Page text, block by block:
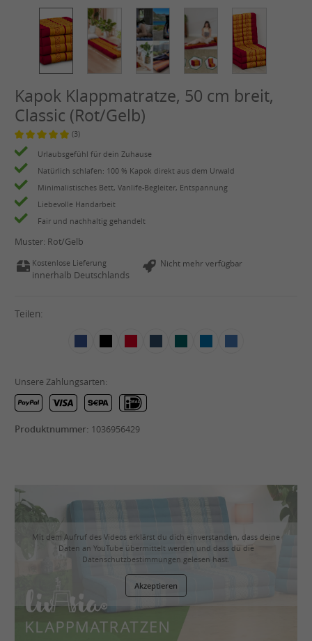
Kapok Klappmatratze, 50 cm breit,
Classic (Rot/Gelb)
Durchschnittliche Bewertung von 5 von 5 Sternen
(3)
Urlaubsgefühl für dein Zuhause
Natürlich schlafen: 100 % Kapok direkt aus dem Urwald
Minimalistisches Bett, Vanlife-Begleiter, Entspannung
Liebevolle Handarbeit
Fair und nachhaltig gehandelt
Muster: Rot/Gelb
Kostenlose Lieferung
innerhalb Deutschlands
Nicht mehr verfügbar
Teilen:
Unsere Zahlungsarten:
Produktnummer: 1036956429
Mit dem Aufruf des Videos erklärst du dich einverstanden, dass deine
Daten an YouTube übermittelt werden und dass du die
Datenschutzbestimmungen gelesen hast.
Akzeptieren